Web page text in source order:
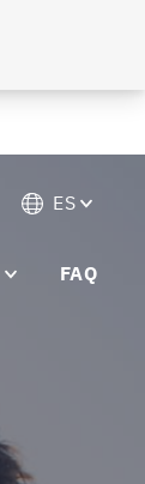
ES
FAQ